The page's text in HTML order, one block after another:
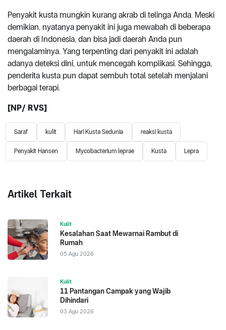
Penyakit kusta mungkin kurang akrab di telinga Anda. Meski
demikian, nyatanya penyakit ini juga mewabah di beberapa
daerah di Indonesia, dan bisa jadi daerah Anda pun
mengalaminya. Yang terpenting dari penyakit ini adalah
adanya deteksi dini, untuk mencegah komplikasi. Sehingga,
penderita kusta pun dapat sembuh total setelah menjalani
berbagai terapi.
[NP/ RVS]
Saraf kulit Hari Kusta Sedunia reaksi kusta
Penyakit Hansen Mycobacterium leprae Kusta Lepra
Artikel Terkait
Kulit
Kesalahan Saat Mewarnai Rambut di
Rumah
05 Agu 2026
Kulit
11 Pantangan Campak yang Wajib
Dihindari
03 Agu 2026